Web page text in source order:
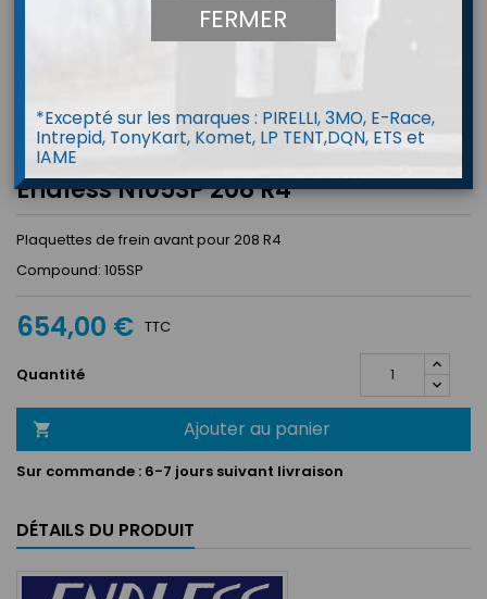
Endless N105SP 208 R4
Plaquettes de frein avant pour 208 R4
Compound: 105SP
654,00 € TTC
Quantité
 Ajouter au panier
Sur commande : 6-7 jours suivant livraison
DÉTAILS DU PRODUIT
FERMER
*Excepté sur les marques : PIRELLI, 3MO, E-Race,
Intrepid, TonyKart, Komet, LP TENT,DQN, ETS et
IAME